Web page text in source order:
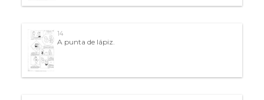
14
A punta de lápiz.